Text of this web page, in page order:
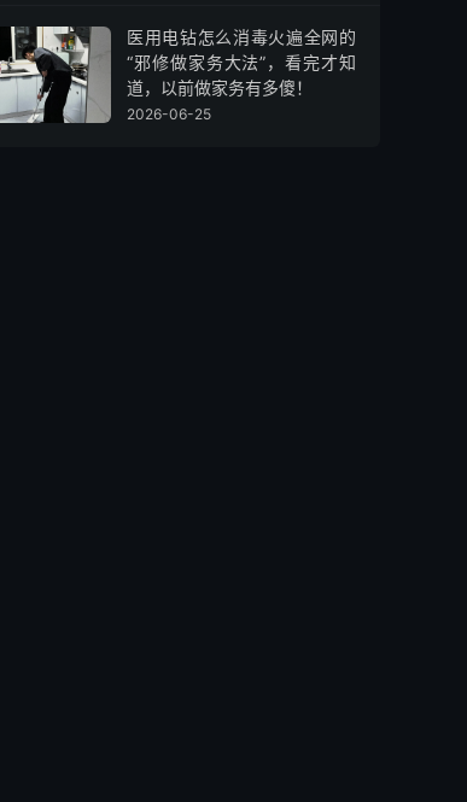
医用电钻怎么消毒火遍全网的
“邪修做家务大法”，看完才知
道，以前做家务有多傻！
2026-06-25